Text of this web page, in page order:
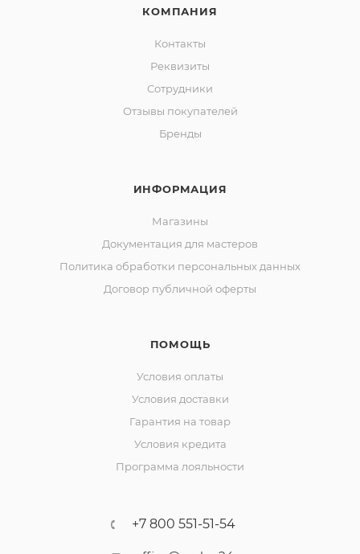
КОМПАНИЯ
Контакты
Реквизиты
Сотрудники
Отзывы покупателей
Бренды
ИНФОРМАЦИЯ
Магазины
Документация для мастеров
Политика обработки персональных данных
Договор публичной оферты
ПОМОЩЬ
Условия оплаты
Условия доставки
Гарантия на товар
Условия кредита
Программа лояльности
+7 800 551-51-54